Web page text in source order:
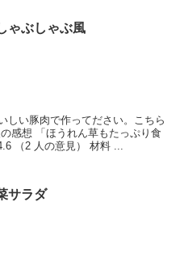
ゃぶしゃぶ風
しい豚肉で作ってださい。こちら
感想 「ほうれん草もたっぷり食
（2 人の意見） 材料 ...
サラダ